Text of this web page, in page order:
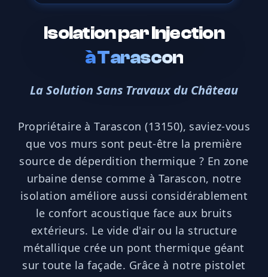
Isolation par Injection
àTarascon
La Solution Sans Travaux du Château
Propriétaire à Tarascon (13150), saviez-vous
que vos murs sont peut-être la première
source de déperdition thermique ? En zone
urbaine dense comme à Tarascon, notre
isolation améliore aussi considérablement
le confort acoustique face aux bruits
extérieurs. Le vide d'air ou la structure
métallique crée un pont thermique géant
sur toute la façade. Grâce à notre pistolet